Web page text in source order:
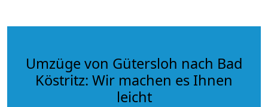
Umzüge von Gütersloh nach Bad
Köstritz: Wir machen es Ihnen
leicht